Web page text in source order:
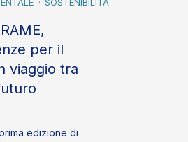
SOSTENIBILITÀ
per il
viaggio tra
edizione di